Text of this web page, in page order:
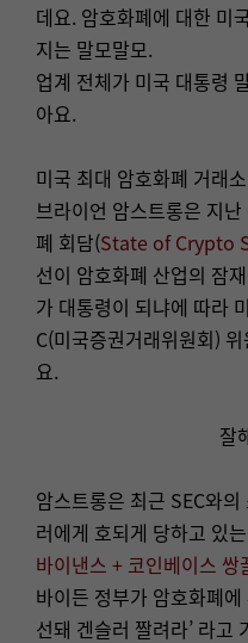
데요. 암호화폐에 대한 미
지는 말모말모.
업계 전체가 미국 대통령
아요.
미국 최대 암호화폐 거래소
브라이언 암스트롱은 지
폐 회담(State of Crypto
선이 암호화폐 산업의 잠
가 대통령이 되냐에 따라
C(미국증권거래위원회)
요.
잘
암스트롱은 최근 SEC와
러에게 호되게 당하고 있
바이낸스 + 코인베이스 쌍
바이든 정부가 암호화폐
선돼 겐슬러 짤려라’ 라고